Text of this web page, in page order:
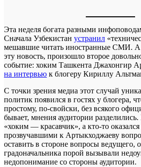
Эта неделя богата разными
Сначала Узбекистан устранил
мешавшие читать иностранные СМИ. А
эту новость, произошло второе
событие: хоким Ташкента Джахонгир
на интервью к блогеру Кириллу
С точки зрения медиа этот случай
политик появился в гостях у блогера,
простому, по-свойски, без всякого
бывает, мнения аудитории разделились.
«хоким — красавчик», а кто-то
прозвучавшими к Артыкходжаеву
оставить в стороне вопросы ведущего,
градоначальника порой вызывали
недопонимание со стороны аудитории.